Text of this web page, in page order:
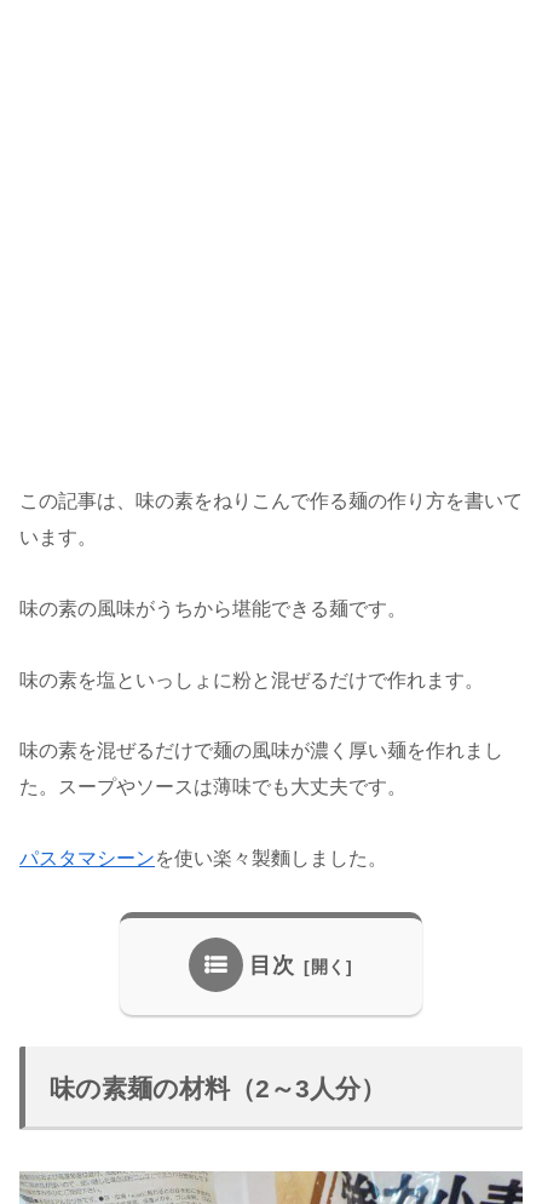
この記事は、味の素をねりこんで作る麺の作り方を書いて
います。
味の素の風味がうちから堪能できる麺です。
味の素を塩といっしょに粉と混ぜるだけで作れます。
味の素を混ぜるだけで麺の風味が濃く厚い麺を作れまし
た。スープやソースは薄味でも大丈夫です。
パスタマシーンを使い楽々製麵しました。
目次
味の素麺の材料（2～3人分）